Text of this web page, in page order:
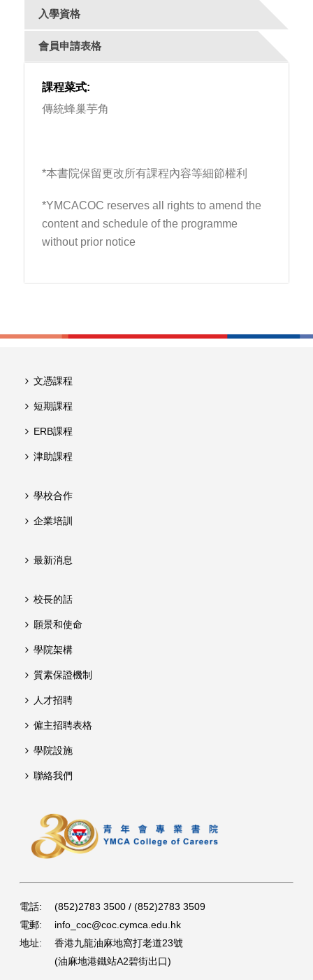
入學資格
會員申請表格
課程菜式:
傳統蜂巢芋角
*本書院保留更改所有課程內容等細節權利
*YMCACOC reserves all rights to amend the
content and schedule of the programme
without prior notice
文憑課程
短期課程
ERB課程
津助課程
學校合作
企業培訓
最新消息
校長的話
願景和使命
學院架構
質素保證機制
人才招聘
僱主招聘表格
學院設施
聯絡我們
電話:
(852)2783 3500 / (852)2783 3509
電郵:
info_coc@coc.cymca.edu.hk
地址:
香港九龍油麻地窩打老道23號
(油麻地港鐵站A2碧街出口)